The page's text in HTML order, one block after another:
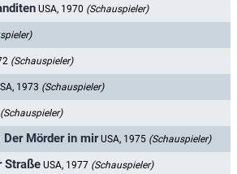
USA, 1970 (Schauspieler)
(Schauspieler)
1973 (Schauspieler)
(Schauspieler)
Mörder in mir USA, 1975 (Schauspieler)
Straße USA, 1977 (Schauspieler)